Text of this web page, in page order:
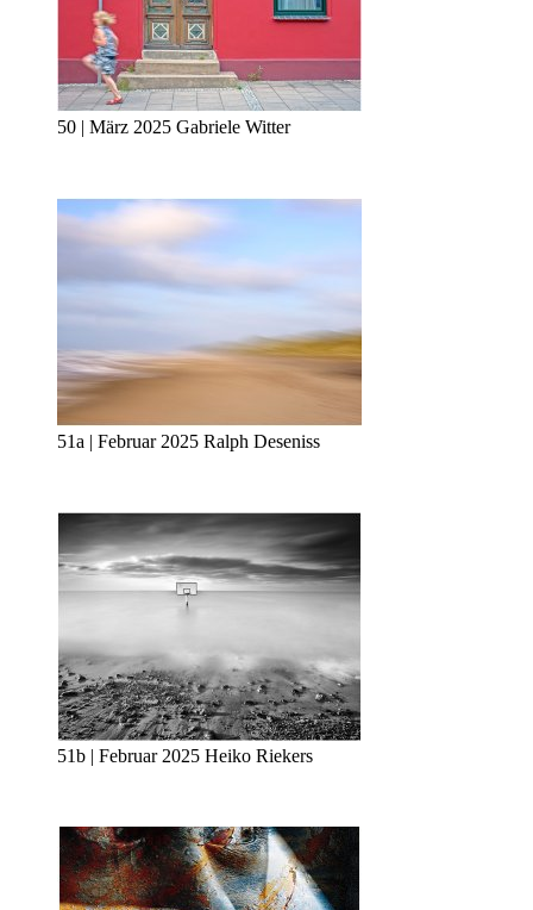
50 | März 2025 Gabriele Witter
51a | Februar 2025 Ralph Deseniss
51b | Februar 2025 Heiko Riekers